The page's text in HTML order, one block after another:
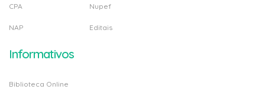
CPA
NAP
Nupef
Editais
Informativos
Biblioteca Online